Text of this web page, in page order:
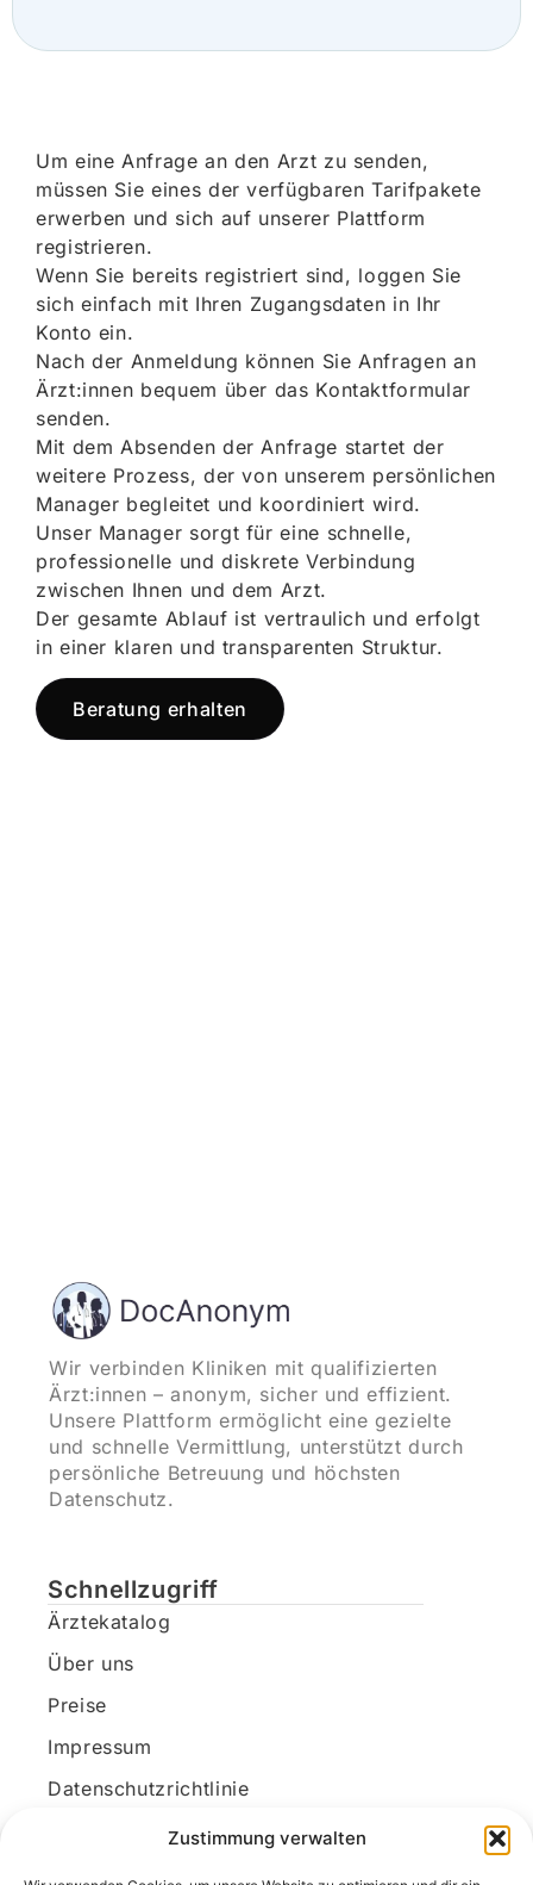
Zustimmung verwalten
Um eine Anfrage an den Arzt zu senden,
müssen Sie eines der verfügbaren Tarifpakete
erwerben und sich auf unserer Plattform
registrieren.
Wenn Sie bereits registriert sind, loggen Sie
sich einfach mit Ihren Zugangsdaten in Ihr
Konto ein.
Nach der Anmeldung können Sie Anfragen an
Ärzt:innen bequem über das Kontaktformular
senden.
Mit dem Absenden der Anfrage startet der
weitere Prozess, der von unserem persönlichen
Manager begleitet und koordiniert wird.
Unser Manager sorgt für eine schnelle,
professionelle und diskrete Verbindung
zwischen Ihnen und dem Arzt.
Der gesamte Ablauf ist vertraulich und erfolgt
in einer klaren und transparenten Struktur.
Beratung erhalten
Wir verbinden Kliniken mit qualifizierten
Ärzt:innen – anonym, sicher und effizient.
Unsere Plattform ermöglicht eine gezielte
und schnelle Vermittlung, unterstützt durch
persönliche Betreuung und höchsten
Datenschutz.
Schnellzugriff
Ärztekatalog
Über uns
Preise
Impressum
Datenschutzrichtlinie
Kundenkonto